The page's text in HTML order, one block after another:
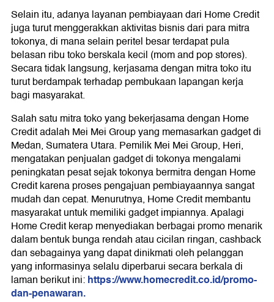
Selain itu, adanya layanan pembiayaan dari Home Credit
juga turut menggerakkan aktivitas bisnis dari para mitra
tokonya, di mana selain peritel besar terdapat pula
belasan ribu toko berskala kecil (mom and pop stores).
Secara tidak langsung, kerjasama dengan mitra toko itu
turut berdampak terhadap pembukaan lapangan kerja
bagi masyarakat.
Salah satu mitra toko yang bekerjasama dengan Home
Credit adalah Mei Mei Group yang memasarkan gadget di
Medan, Sumatera Utara. Pemilik Mei Mei Group, Heri,
mengatakan penjualan gadget di tokonya mengalami
peningkatan pesat sejak tokonya bermitra dengan Home
Credit karena proses pengajuan pembiayaannya sangat
mudah dan cepat. Menurutnya, Home Credit membantu
masyarakat untuk memiliki gadget impiannya. Apalagi
Home Credit kerap menyediakan berbagai promo menarik
dalam bentuk bunga rendah atau cicilan ringan, cashback
dan sebagainya yang dapat dinikmati oleh pelanggan
yang informasinya selalu diperbarui secara berkala di
laman berikut ini:https://www.homecredit.co.id/promo-
dan-penawaran.